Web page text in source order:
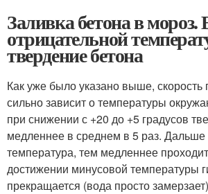
Заливка бетона в
отрицательной
твердение бетона
Как уже было указано выше, скорость
сильно зависит о температуры
при снижении с +20 до +5 градусов
медленнее в среднем в 5 раз.
температура, тем медленнее
достижении минусовой температуры
прекращается (вода просто